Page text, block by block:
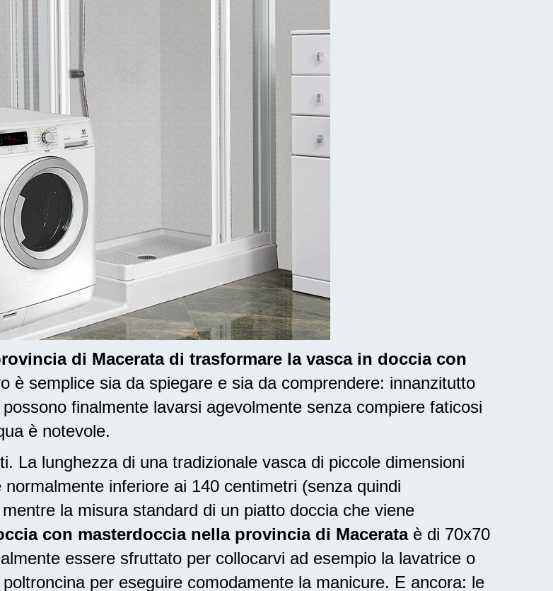
di Macerata di trasformare la vasca in doccia con
è semplice sia da spiegare e sia da comprendere: innanzitutto
finalmente lavarsi agevolmente senza compiere faticosi
è notevole.
La lunghezza di una tradizionale vasca di piccole dimensioni
inferiore ai 140 centimetri (senza quindi
la misura standard di un piatto doccia che viene
con masterdoccia nella provincia di Macerataè di 70x70
essere sfruttato per collocarvi ad esempio la lavatrice o
per eseguire comodamente la manicure. E ancora: le